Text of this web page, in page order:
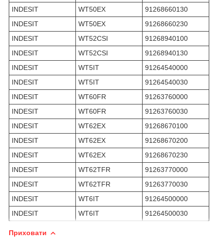
INDESIT WT50EX
91268660130
INDESIT
WT50EX
91268660230
INDESIT
WT52CSI
91268940100
INDESIT
WT52CSI
91268940130
INDESIT
WT5IT
91264540000
INDESIT
WT5IT
91264540030
INDESIT
WT60FR
91263760000
INDESIT
WT60FR
91263760030
INDESIT
WT62EX
91268670100
INDESIT
WT62EX
91268670200
INDESIT
WT62EX
91268670230
INDESIT
WT62TFR
91263770000
INDESIT
WT62TFR
91263770030
INDESIT
WT6IT
91264500000
INDESIT
WT6IT 91264500030
Приховати